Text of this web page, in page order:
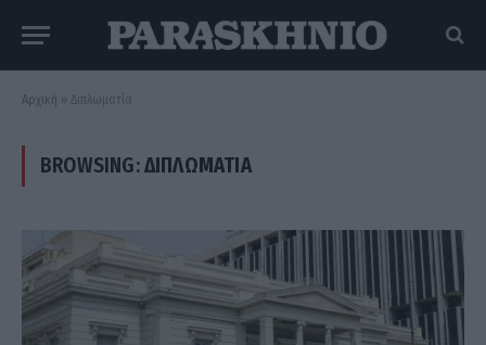
Αρχική » Διπλωματία
BROWSING:ΔΙΠΛΩΜΑΤΊΑ